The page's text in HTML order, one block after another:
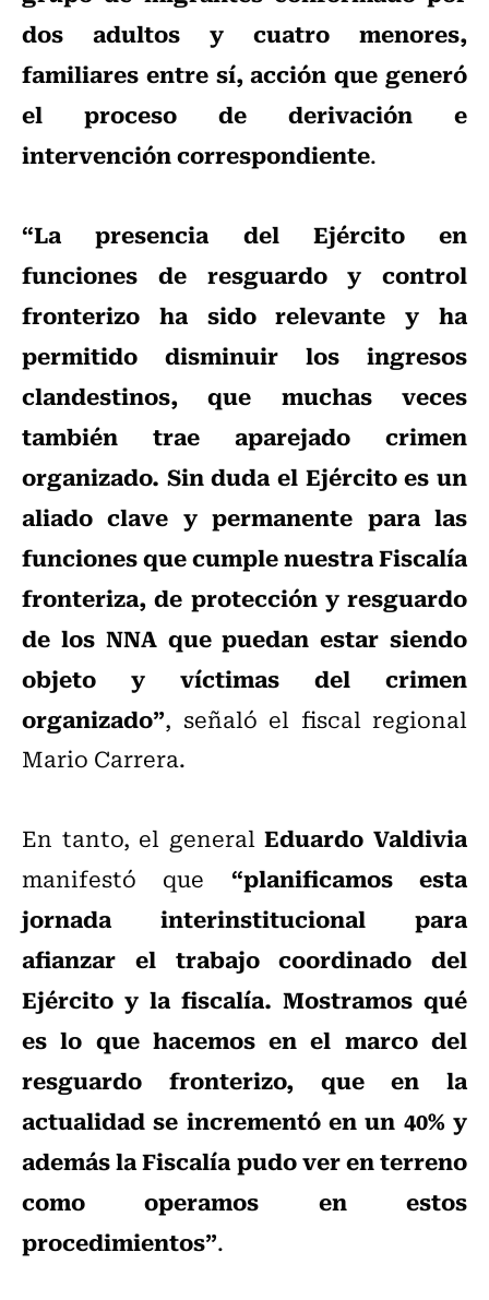
dos adultos y cuatro menores,
familiares entre sí, acción que generó
el proceso de derivación e
intervención correspondiente.
“La presencia del Ejército en
funciones de resguardo y control
fronterizo ha sido relevante y ha
permitido disminuir los ingresos
clandestinos, que muchas veces
también trae aparejado crimen
organizado. Sin duda el Ejército es un
aliado clave y permanente para las
funciones que cumple nuestra Fiscalía
fronteriza, de protección y resguardo
de los NNA que puedan estar siendo
objeto y víctimas del crimen
organizado”, señaló el fiscal regional
Mario Carrera.
En tanto, el generalEduardo Valdivia
manifestó que “planificamos esta
jornada interinstitucional para
afianzar el trabajo coordinado del
Ejército y la fiscalía. Mostramos qué
es lo que hacemos en el marco del
resguardo fronterizo, que en la
actualidad se incrementó en un 40% y
además la Fiscalía pudo ver en terreno
como operamos en estos
procedimientos”.